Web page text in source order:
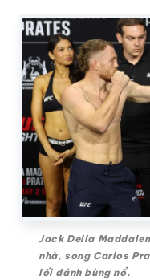
Jack Della
nhà, song Carlos
lối đánh bùng nổ.